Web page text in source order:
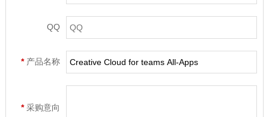
QQ
* 产品名称
*采购意向